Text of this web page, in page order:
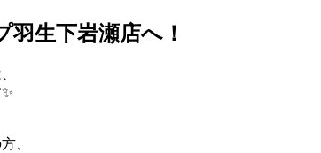
生下岩瀬店へ！
、